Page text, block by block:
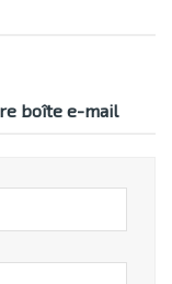
boîte e-mail